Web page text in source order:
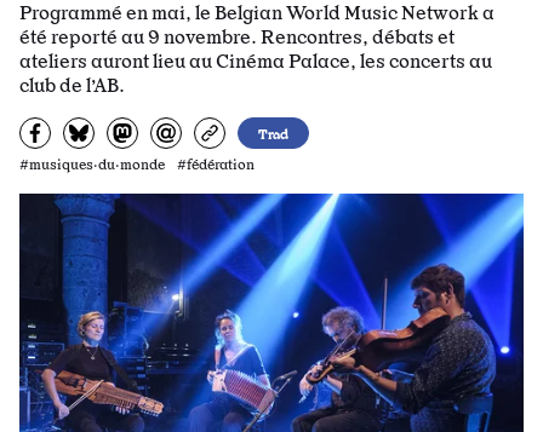
Programmé en mai, le Belgian World Music Network a
été reporté au 9 novembre. Rencontres, débats et
ateliers auront lieu au Cinéma Palace, les concerts au
club de l’AB.
Partagez sur Facebook
Partager sur Bluesky
Partager sur Mastodon
Partagez par e-mail
Copiez l’url
Trad
#musiques·du·monde #fédération